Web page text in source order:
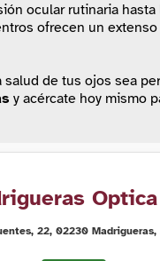
ocular rutinaria
ofrecen un
de tus ojos sea
y acércate hoy mismo
Optica
22, 02230